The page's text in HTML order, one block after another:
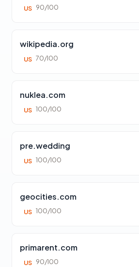
US 90/100
wikipedia.org
US 70/100
nuklea.com
US 100/100
pre.wedding
US 100/100
geocities.com
US 100/100
primarent.com
US 90/100